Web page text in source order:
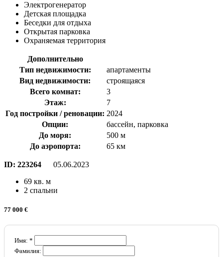
Электрогенератор
Детская площадка
Беседки для отдыха
Открытая парковка
Охраняемая территория
Дополнительно
Тип недвижимости:
апартаменты
Вид недвижимости:
строящаяся
Всего комнат:
3
Этаж:
7
Год постройки / реновации: 2024
Опции:
бассейн, парковка
До моря:
500 м
До аэропорта:
65 км
ID: 223264
05.06.2023
69 кв. м
2 спальни
77 000 €
Имя: *
Фамилия: